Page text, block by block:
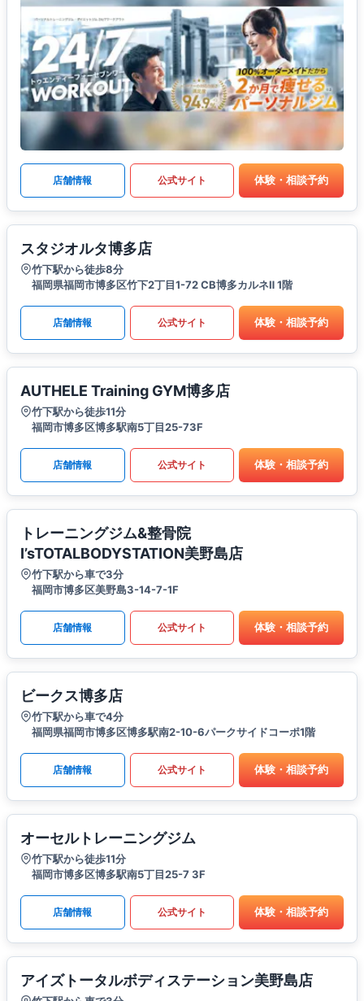
店舗情報 公式サイト 体験・相談予約
スタジオルタ博多店
竹下駅から徒歩8分
福岡県福岡市博多区竹下2丁目1-72 CB博多カルネⅡ 1階
店舗情報 公式サイト 体験・相談予約
AUTHELE Training GYM博多店
竹下駅から徒歩11分
福岡市博多区博多駅南5丁目25-73F
店舗情報 公式サイト 体験・相談予約
トレーニングジム&整骨院
I’sTOTALBODYSTATION美野島店
竹下駅から車で3分
福岡市博多区美野島3-14-7-1F
店舗情報 公式サイト 体験・相談予約
ビークス博多店
竹下駅から車で4分
福岡県福岡市博多区博多駅南2-10-6パークサイドコーポ1階
店舗情報 公式サイト 体験・相談予約
オーセルトレーニングジム
竹下駅から徒歩11分
福岡市博多区博多駅南5丁目25-7 3F
店舗情報 公式サイト 体験・相談予約
アイズトータルボディステーション美野島店